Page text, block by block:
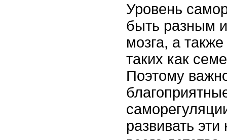
Уровень
быть разным и
мозга, а
таких как
Поэтому
развивать